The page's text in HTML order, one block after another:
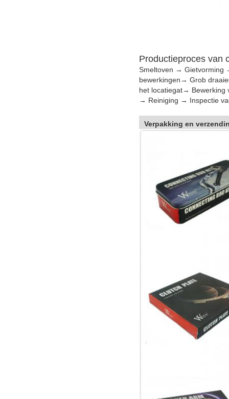
Productieproces van
Smeltoven → Gietvorming
bewerkingen→ Grob
het locatiegat→ Bewerking
→ Reiniging → Inspectie
Verpakking en